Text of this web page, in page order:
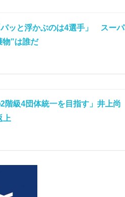
パッと浮かぶのは4選手」 スーパ
物”は誰だ
階級4団体統一を目指す」井上尚
上